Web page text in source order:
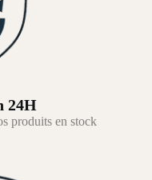
24H
produits en stock